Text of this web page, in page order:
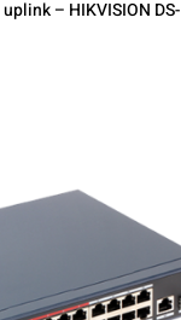
– HIKVISION DS-